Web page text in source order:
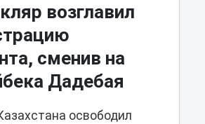
возглавил
сменив на
Дадебая
освободил